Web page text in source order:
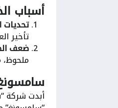
أسباب
تأخير
ضعف
أبدت شركة